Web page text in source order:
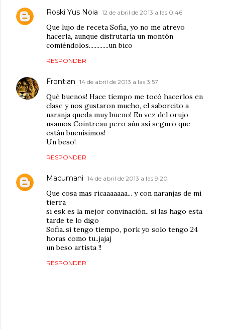
Roski Yus Noia 12 de abril de 2013 a las 0:46
Que lujo de receta Sofia, yo no me atrevo
hacerla, aunque disfrutaría un montón
comiéndolos.............un bico
RESPONDER
Frontian 14 de abril de 2013 a las 3:57
Qué buenos! Hace tiempo me tocó hacerlos en
clase y nos gustaron mucho, el saborcito a
naranja queda muy bueno! En vez del orujo
usamos Cointreau pero aún así seguro que
están buenísimos!
Un beso!
RESPONDER
Macumani 14 de abril de 2013 a las 9:20
Que cosa mas ricaaaaaaa... y con naranjas de mi
tierra
si esk es la mejor convinación.. si las hago esta
tarde te lo digo
Sofia..si tengo tiempo, pork yo solo tengo 24
horas como tu..jajaj
un beso artista !!
RESPONDER